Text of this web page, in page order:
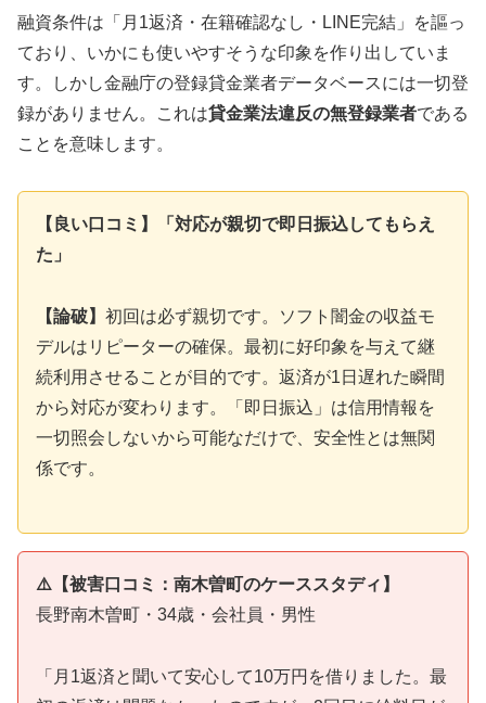
融資条件は「月1返済・在籍確認なし・LINE完結」を謳っ
ており、いかにも使いやすそうな印象を作り出していま
す。しかし金融庁の登録貸金業者データベースには一切登
録がありません。これは貸金業法違反の無登録業者である
ことを意味します。
【良い口コミ】「対応が親切で即日振込してもらえ
た」
【論破】 初回は必ず親切です。ソフト闇金の収益モ
デルはリピーターの確保。最初に好印象を与えて継
続利用させることが目的です。返済が1日遅れた瞬間
から対応が変わります。「即日振込」は信用情報を
一切照会しないから可能なだけで、安全性とは無関
係です。
⚠️【被害口コミ：南木曽町のケーススタディ】
長野南木曽町・34歳・会社員・男性
「月1返済と聞いて安心して10万円を借りました。最